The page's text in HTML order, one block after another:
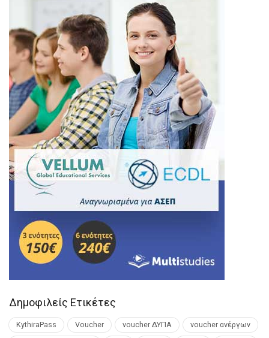
Δημοφιλείς Ετικέτες
KythiraPass Voucher voucher ΔΥΠΑ voucher ανέργων